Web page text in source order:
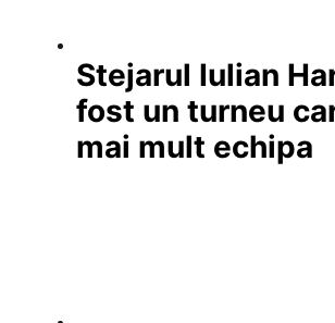
Stejarul Iulian
fost un turneu
mai mult echipa